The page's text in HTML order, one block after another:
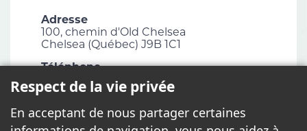
Adresse
100, chemin d'Old Chelsea
Chelsea (Québec) J9B 1C1
Téléphone
819 827-1124
info@chelsea.ca
Respect de la vie privée
En acceptant de nous partager certaines